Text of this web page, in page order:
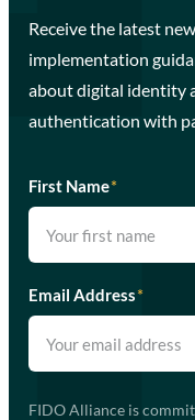
Receive the latest
implementation
about digital identity
authentication with
First Name*
Email Address*
FIDO Alliance is